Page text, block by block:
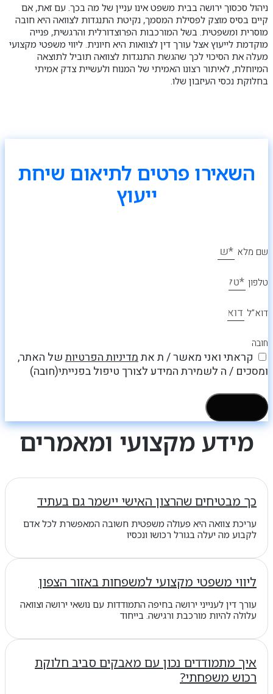
ניהול סכסוך ירושה בבית משפט אינו עניין של מה בכך. עם זאת, אם
קיים בסיס מוצק לפסילת המסמך, נקיטת התנגדות לצוואה היא חובה
מוסרית ומשפטית. בשל המורכבות הפרוצדורלית והרגשית, פנייה
מוקדמת לייעוץ אצל עורך דין לצוואות היא חיונית. ליווי משפטי מקצועי
מעלה את הסיכוי לכך שהגשת התנגדות לצוואה תוביל לתוצאה
המיוחלת, לאיתור רצונו האמיתי של המנוח ולעשיית צדק אמיתי
בחלוקת נכסי העיזבון שלו.
השאירו פרטים לתיאום שיחת
ייעוץ
שם מלא
טלפון
דוא”ל
חובה
קראתי ואני מאשר / ת אתמדיניות הפרטיותשל האתר,
ומסכים / ה לשמירת המידע לצורך טיפול בפנייתי(חובה)
מידע מקצועי ומאמרים
כך מבטיחים שהרצון האישי יישמר גם בעתיד
עריכת צוואה היא פעולה משפטית חשובה המאפשרת לכל אדם
לקבוע מה יעלה בגורל רכושו ונכסיו
ליווי משפטי מקצועי למשפחות באזור הצפון
עורך דין לענייני ירושה בחיפה התמודדות עם נושאי ירושה וצוואה
עלולה להיות מורכבת ורגישה. בייחוד
איך מתמודדים נכון עם מאבקים סביב חלוקת
רכוש משפחתי?